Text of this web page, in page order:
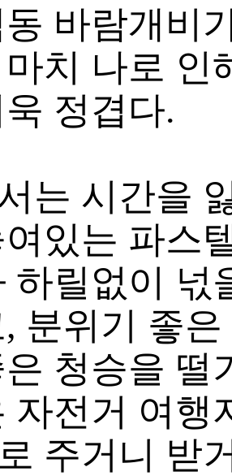
바람개비
치 나로 인
정겹다.
는 시간을
있는 파스
하릴없이 넋
분위기 좋
청승을 떨
자전거 여행
주거니 받